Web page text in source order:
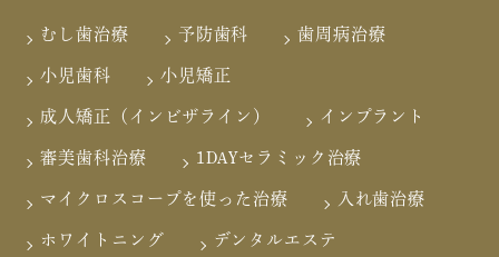
むし歯治療 予防歯科 歯周病治療
小児歯科 小児矯正
成人矯正（インビザライン） インプラント
審美歯科治療 1DAYセラミック治療
マイクロスコープを使った治療 入れ歯治療
ホワイトニング デンタルエステ